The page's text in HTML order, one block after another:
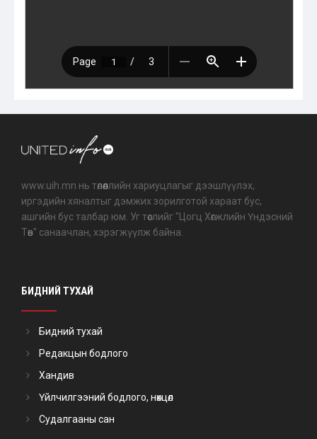
www.uih.mn нь төлөөллийн хариуцлагыг дээшлүүлэх,
иргэдийн хяналтыг дэмжих зорилготой хараат бус,
ашгийн бус талбар юм. Уг төслийг "Цогц Хөгжлийн Үндэсний
Төв" санаачлан, хэрэгжүүлж байна.
БИДНИЙ ТУХАЙ
Бидний тухай
Редакцын бодлого
Хандив
Үйлчилгээний бодлого, нөхцөл
Судалгааны сан